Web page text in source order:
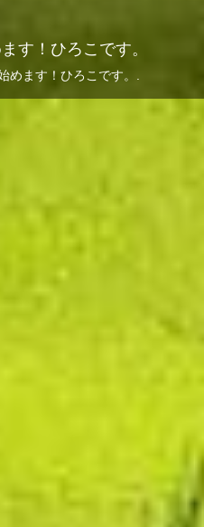
す！ひろこです。
ます！ひろこです。.